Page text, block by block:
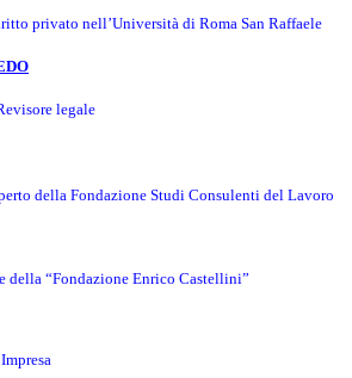
privato nell’Università di Roma San Raffaele
legale
della Fondazione Studi Consulenti del Lavoro
della “Fondazione Enrico Castellini”